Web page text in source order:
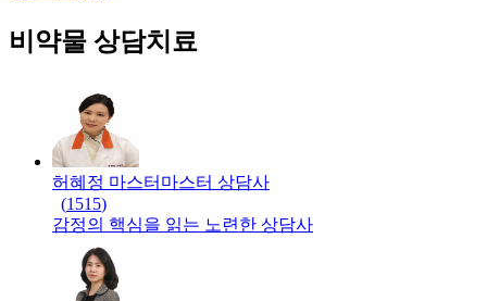
비약물 상담치료
허혜정 마스터 마스터 상담사
(1515)
감정의 핵심을 읽는 노련한 상담사